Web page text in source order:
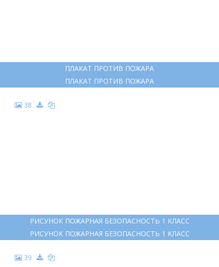
ПЛАКАТ ПРОТИВ ПОЖАРА
ПЛАКАТ ПРОТИВ ПОЖАРА
38
РИСУНОК ПОЖАРНАЯ БЕЗОПАСНОСТЬ 1 КЛАСС
РИСУНОК ПОЖАРНАЯ БЕЗОПАСНОСТЬ 1 КЛАСС
39